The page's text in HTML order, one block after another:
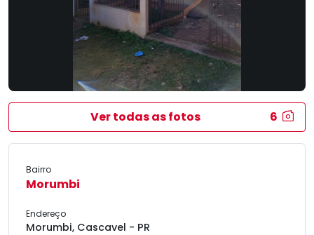
Ver todas as fotos 6
Bairro
Morumbi
Endereço
Morumbi, Cascavel - PR